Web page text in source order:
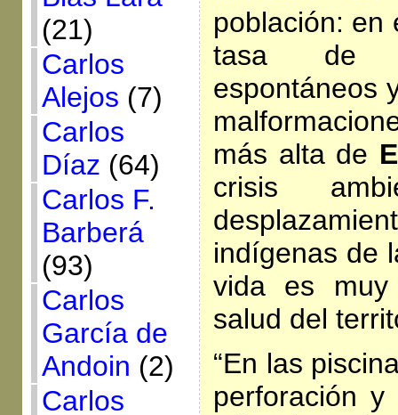
(21)
Carlos
Alejos (7)
Carlos
Díaz (64)
Carlos F.
Barberá
(93)
Carlos
García de
Andoin (2)
Carlos
población: en
tasa de
espontáneos
más alta de
crisis
indígenas de
vida es muy
salud del
“En las
perforación